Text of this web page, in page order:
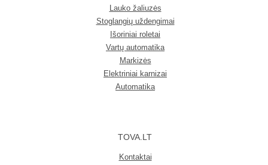
Lauko žaliuzės
Stoglangių uždengimai
Išoriniai roletai
Vartų automatika
Markizės
Elektriniai karnizai
Automatika
TOVA.LT
Kontaktai